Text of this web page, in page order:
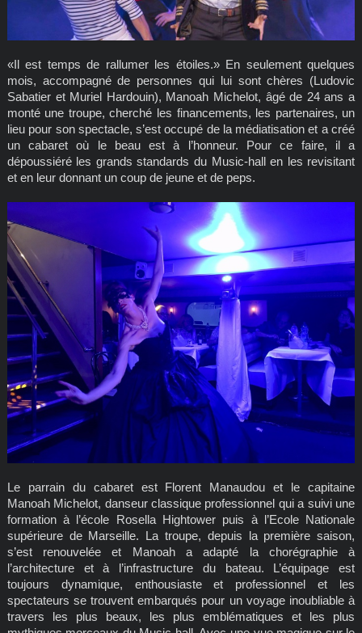
«Il est temps de rallumer les étoiles.» En seulement quelques
mois, accompagné de personnes qui lui sont chères (Ludovic
Sabatier et Muriel Hardouin), Manoah Michelot, âgé de 24 ans a
monté une troupe, cherché les financements, les partenaires, un
lieu pour son spectacle, s’est occupé de la médiatisation et a créé
un cabaret où le beau est à l’honneur. Pour ce faire, il a
dépoussiéré les grands standards du Music-hall en les revisitant
et en leur donnant un coup de jeune et de peps.
Le parrain du cabaret est Florent Manaudou et le capitaine
Manoah Michelot, danseur classique professionnel qui a suivi une
formation à l’école Rosella Hightower puis à l’Ecole Nationale
supérieure de Marseille. La troupe, depuis la première saison,
s’est renouvelée et Manoah a adapté la chorégraphie à
l’architecture et à l’infrastructure du bateau. L’équipage est
toujours dynamique, enthousiaste et professionnel et les
spectateurs se trouvent embarqués pour un voyage inoubliable à
travers les plus beaux, les plus emblématiques et les plus